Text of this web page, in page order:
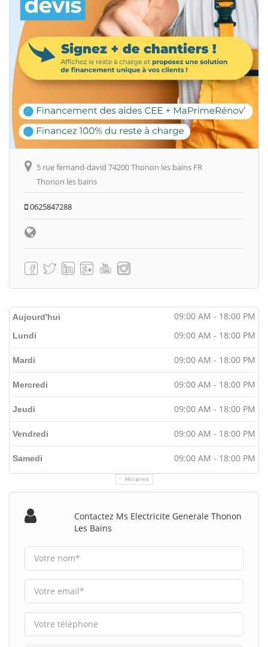
5 rue fernand-david 74200 Thonon les bains FR
Thonon les bains
0625847288
Aujourd'hui 09:00 AM - 18:00 PM
Horaires
Lundi 09:00 AM - 18:00 PM
Mardi 09:00 AM - 18:00 PM
Mercredi 09:00 AM - 18:00 PM
Jeudi 09:00 AM - 18:00 PM
Vendredi 09:00 AM - 18:00 PM
Samedi 09:00 AM - 18:00 PM
Contactez Ms Electricite Generale Thonon
Les Bains